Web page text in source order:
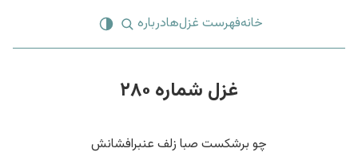
خانهفهرست غزل‌هادرباره
غزل شماره ۲۸۰
چو برشکست صبا زلف عنبرافشانش